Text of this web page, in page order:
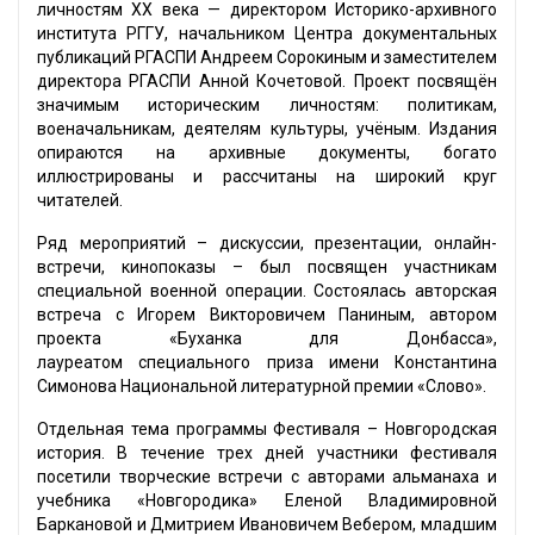
личностям XX века — директором Историко-архивного
института РГГУ, начальником Центра документальных
публикаций РГАСПИ Андреем Сорокиным и заместителем
директора РГАСПИ Анной Кочетовой. Проект посвящён
значимым историческим личностям: политикам,
военачальникам, деятелям культуры, учёным. Издания
опираются на архивные документы, богато
иллюстрированы и рассчитаны на широкий круг
читателей.
Ряд мероприятий – дискуссии, презентации, онлайн-
встречи, кинопоказы – был посвящен участникам
специальной военной операции. Состоялась авторская
встреча с Игорем Викторовичем Паниным, автором
проекта «Буханка для Донбасса»,
лауреатом специального приза имени Константина
Симонова Национальной литературной премии «Слово».
Отдельная тема программы Фестиваля – Новгородская
история. В течение трех дней участники фестиваля
посетили творческие встречи с авторами альманаха и
учебника «Новгородика» Еленой Владимировной
Баркановой и Дмитрием Ивановичем Вебером, младшим